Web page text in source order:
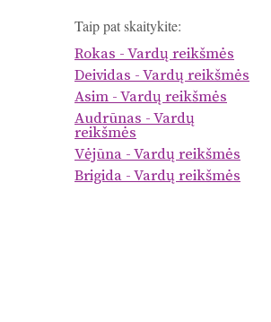
Taip pat skaitykite:
Rokas - Vardų reikšmės
Deividas - Vardų reikšmės
Asim - Vardų reikšmės
Audrūnas - Vardų
reikšmės
Vėjūna - Vardų reikšmės
Brigida - Vardų reikšmės